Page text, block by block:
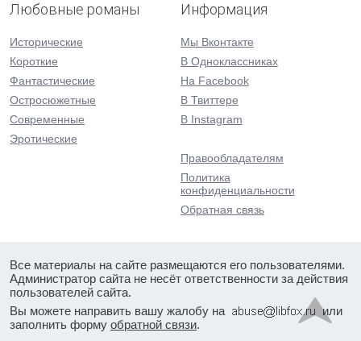
Любовные романы
Исторические
Короткие
Фантастические
Остросюжетные
Современные
Эротические
Информация
Мы Вконтакте
В Одноклассниках
На Facebook
В Твиттере
В Instagram
Правообладателям
Политика
конфиденциальности
Обратная связь
Все материалы на сайте размещаются его пользователями.
Администратор сайта не несёт ответственности за действия
пользователей сайта.
Вы можете направить вашу жалобу на
или
заполнить форму обратной связи.